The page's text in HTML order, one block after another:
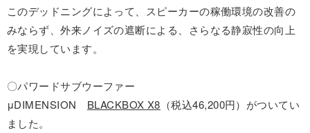
このデッドニングによって、スピーカーの稼働環境の改善の
みならず、外来ノイズの遮断による、さらなる静寂性の向上
を実現しています。
〇パワードサブウーファー
μDIMENSION BLACKBOX X8 （税込46,200円）がついてい
ました。